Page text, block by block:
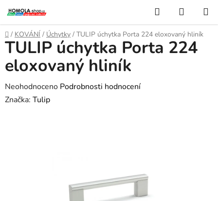
na
obsah
Hledat
KOŠÍK
Domů
/ KOVÁNÍ / Úchytky / TULIP úchytka Porta 224 eloxovaný hliník
TULIP úchytka Porta 224
eloxovaný hliník
Průměrné
hodnocení
Neohodnoceno Podrobnosti hodnocení
Značka: Tulip